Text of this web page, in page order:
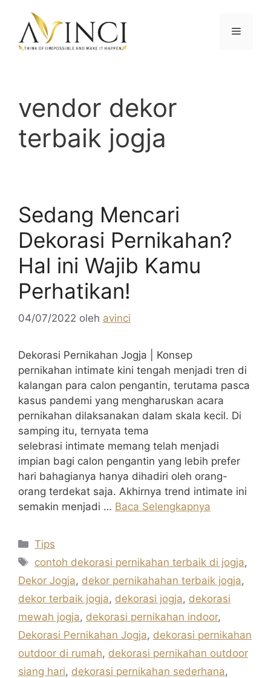
Menu
vendor dekor
terbaik jogja
Sedang Mencari
Dekorasi Pernikahan?
Hal ini Wajib Kamu
Perhatikan!
04/07/2022 oleh avinci
Dekorasi Pernikahan Jogja | Konsep
pernikahan intimate kini tengah menjadi tren di
kalangan para calon pengantin, terutama pasca
kasus pandemi yang mengharuskan acara
pernikahan dilaksanakan dalam skala kecil. Di
samping itu, ternyata tema
selebrasi intimate memang telah menjadi
impian bagi calon pengantin yang lebih prefer
hari bahagianya hanya dihadiri oleh orang-
orang terdekat saja. Akhirnya trend intimate ini
semakin menjadi … Baca Selengkapnya
Kategori
Tips
Tag
contoh dekorasi pernikahan terbaik di jogja,
Dekor Jogja, dekor pernikahahan terbaik jogja,
dekor terbaik jogja, dekorasi jogja, dekorasi
mewah jogja, dekorasi pernikahan indoor,
Dekorasi Pernikahan Jogja, dekorasi pernikahan
outdoor di rumah, dekorasi pernikahan outdoor
siang hari, dekorasi pernikahan sederhana,